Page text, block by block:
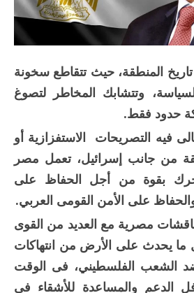
المنطقة، حيث تتقاطع سخونة
وتتشابك المخاطر لتصوغ
حدود فقط.
فيه التصريحات الاستفزازية أو
من جانب إسرائيل، تعمل مصر
بقوة من أجل الحفاظ على
على الأمن القومى العربي.
مصرية مع العديد من القوى
ما يحدث على الأرض من انتهاكات
الشعب الفلسطيني، فى الوقت
الدعم والمساعدة للأشقاء فى